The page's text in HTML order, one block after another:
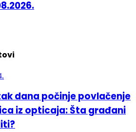
dana počinje povlačenje
iz opticaja: Šta građani